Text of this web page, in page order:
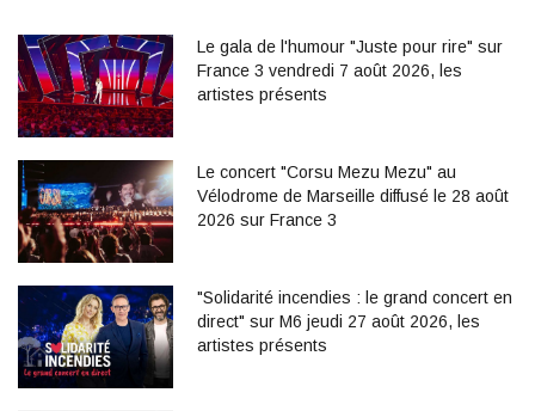
Le gala de l'humour "Juste pour rire" sur
France 3 vendredi 7 août 2026, les
artistes présents
Le concert "Corsu Mezu Mezu" au
Vélodrome de Marseille diffusé le 28 août
2026 sur France 3
"Solidarité incendies : le grand concert en
direct" sur M6 jeudi 27 août 2026, les
artistes présents